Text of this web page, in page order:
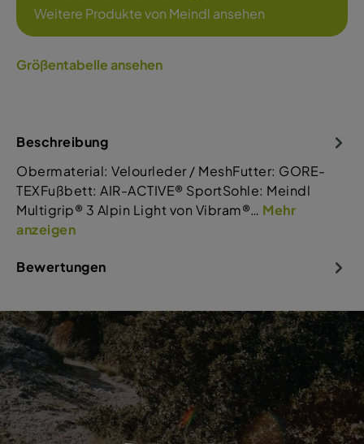
Weitere Produkte von Meindl ansehen
Größentabelle ansehen
Beschreibung
Obermaterial: Velourleder / MeshFutter: GORE-
TEXFußbett: AIR-ACTIVE® SportSohle: Meindl
Multigrip® 3 Alpin Light von Vibram®… Mehr
anzeigen
Bewertungen